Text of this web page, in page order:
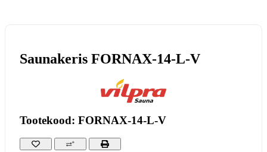
Saunakeris FORNAX-14-L-V
Tootekood: FORNAX-14-L-V